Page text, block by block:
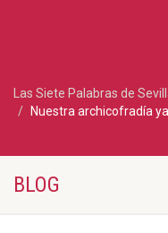
Las Siete Palabras de
Nuestra archicofradía
BLOG